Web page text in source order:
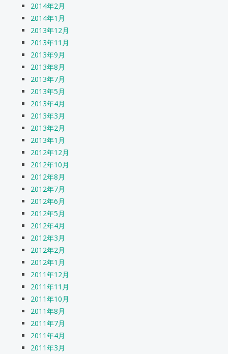
2014年2月
2014年1月
2013年12月
2013年11月
2013年9月
2013年8月
2013年7月
2013年5月
2013年4月
2013年3月
2013年2月
2013年1月
2012年12月
2012年10月
2012年8月
2012年7月
2012年6月
2012年5月
2012年4月
2012年3月
2012年2月
2012年1月
2011年12月
2011年11月
2011年10月
2011年8月
2011年7月
2011年4月
2011年3月